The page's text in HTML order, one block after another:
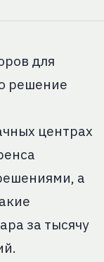
для
решение
центрах
а
за тысячу